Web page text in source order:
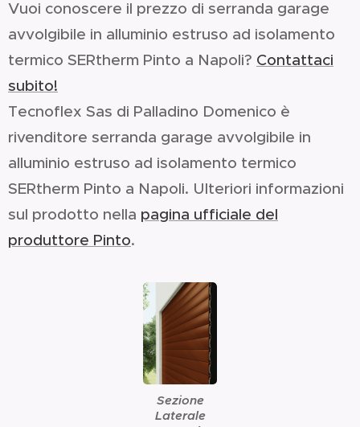
Vuoi conoscere il prezzo di serranda garage
avvolgibile in alluminio estruso ad isolamento
termico SERtherm Pinto a Napoli? Contattaci
subito!
Tecnoflex Sas di Palladino Domenico è
rivenditore serranda garage avvolgibile in
alluminio estruso ad isolamento termico
SERtherm Pinto a Napoli. Ulteriori informazioni
sul prodotto nella pagina ufficiale del
produttore Pinto.
Sezione
Laterale